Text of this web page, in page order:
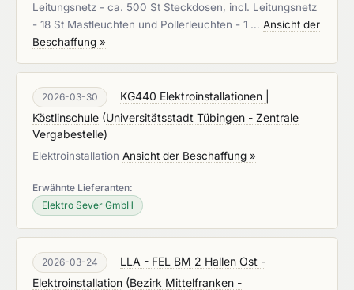
Leitungsnetz - ca. 500 St Steckdosen, incl. Leitungsnetz
- 18 St Mastleuchten und Pollerleuchten - 1 … Ansicht der
Beschaffung »
2026-03-30
KG440 Elektroinstallationen |
Köstlinschule (Universitätsstadt Tübingen - Zentrale
Vergabestelle)
Elektroinstallation Ansicht der Beschaffung »
Erwähnte Lieferanten:
Elektro Sever GmbH
2026-03-24
LLA - FEL BM 2 Hallen Ost -
Elektroinstallation (Bezirk Mittelfranken -